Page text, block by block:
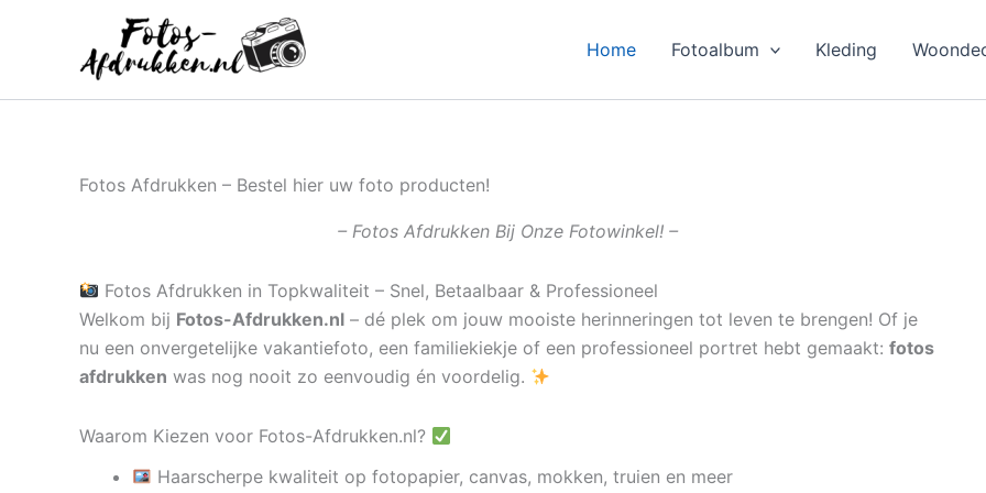
inhoud
Home Fotoalbum Kleding
Fotos Afdrukken – Bestel hier uw foto producten!
– Fotos Afdrukken Bij Onze Fotowinkel! –
Fotos Afdrukken in Topkwaliteit – Snel, Betaalbaar & Professioneel
Welkom bij Fotos-Afdrukken.nl – dé plek om jouw mooiste herinneringen tot leven te brengen! Of je
nu een onvergetelijke vakantiefoto, een familiekiekje of een professioneel portret hebt gemaakt: fotos
afdrukken was nog nooit zo eenvoudig én voordelig.
Waarom Kiezen voor Fotos-Afdrukken.nl?
Haarscherpe kwaliteit op fotopapier, canvas, mokken, truien en meer